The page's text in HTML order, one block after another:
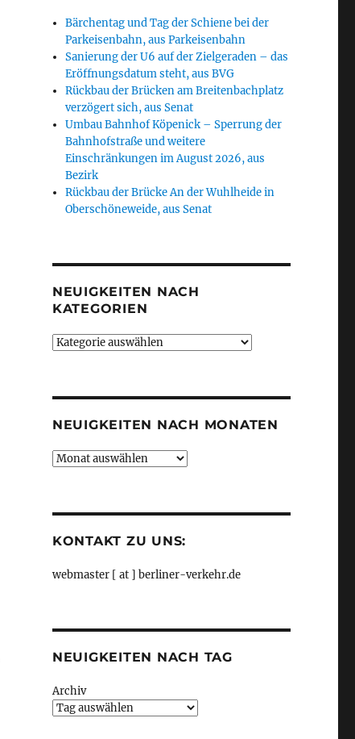
Bärchentag und Tag der Schiene bei der
Parkeisenbahn, aus Parkeisenbahn
Sanierung der U6 auf der Zielgeraden – das
Eröffnungsdatum steht, aus BVG
Rückbau der Brücken am Breitenbachplatz
verzögert sich, aus Senat
Umbau Bahnhof Köpenick – Sperrung der
Bahnhofstraße und weitere
Einschränkungen im August 2026, aus
Bezirk
Rückbau der Brücke An der Wuhlheide in
Oberschöneweide, aus Senat
NEUIGKEITEN NACH
KATEGORIEN
Neuigkeiten
NEUIGKEITEN NACH MONATEN
Neuigkeiten
KONTAKT ZU UNS:
webmaster [ at ] berliner-verkehr.de
NEUIGKEITEN NACH TAG
Archiv